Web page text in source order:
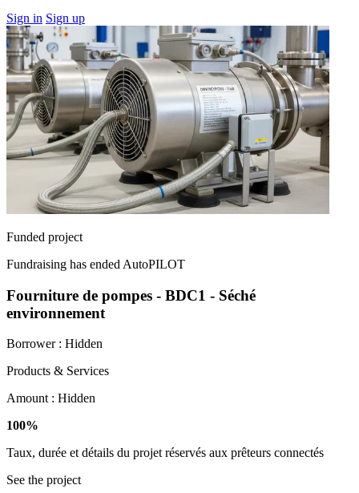
Sign in Sign up
Funded project
Fundraising has ended AutoPILOT
Fourniture de pompes - BDC1 - Séché
environnement
Borrower : Hidden
Products & Services
Amount : Hidden
100%
Taux, durée et détails du projet réservés aux prêteurs connectés
See the project